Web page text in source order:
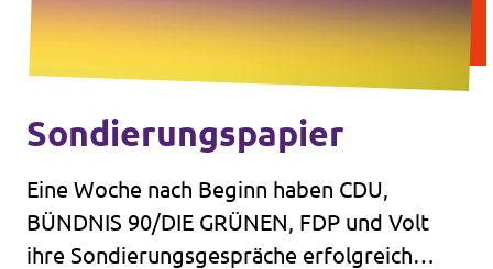
Sondierungspapier
Eine Woche nach Beginn haben CDU,
BÜNDNIS 90/DIE GRÜNEN, FDP und Volt
ihre Sondierungsgespräche erfolgreich